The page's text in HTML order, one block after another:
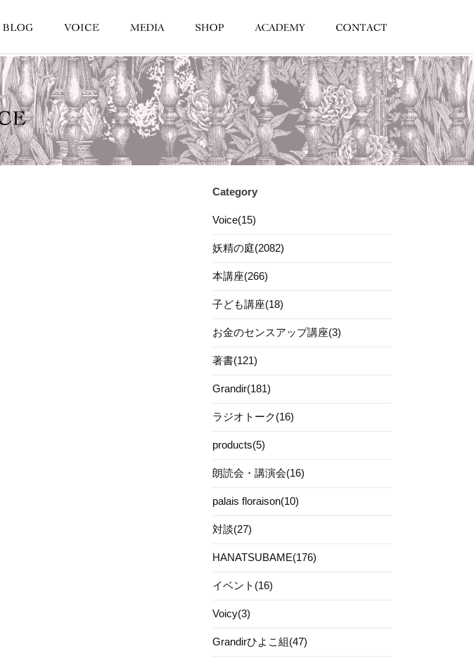
Category
Voice(15)
妖精の庭(2082)
本講座(266)
子ども講座(18)
お金のセンスアップ講座(3)
著書(121)
Grandir(181)
ラジオトーク(16)
products(5)
朗読会・講演会(16)
palais floraison(10)
対談(27)
HANATSUBAME(176)
イベント(16)
Voicy(3)
Grandirひよこ組(47)